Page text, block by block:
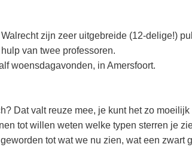
zijn zeer uitgebreide (12-delige!)
van twee professoren.
woensdagavonden, in Amersfoort.
Dat valt reuze mee, je kunt het zo
tot willen weten welke typen sterren je
tot wat we nu zien, wat een zwart